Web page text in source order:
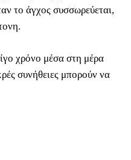
το άγχος συσσωρεύεται,
χρόνο μέσα στη μέρα
συνήθειες μπορούν να